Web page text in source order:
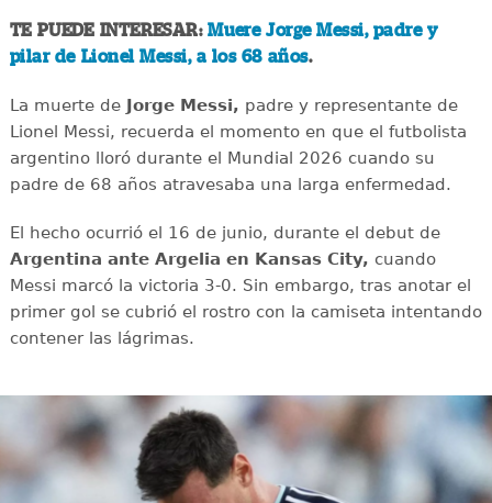
TE PUEDE INTERESAR:Muere Jorge Messi, padre y
pilar de Lionel Messi, a los 68 años.
La muerte de Jorge Messi, padre y representante de
Lionel Messi, recuerda el momento en que el futbolista
argentino lloró durante el Mundial 2026 cuando su
padre de 68 años atravesaba una larga enfermedad.
El hecho ocurrió el 16 de junio, durante el debut de
Argentina ante Argelia en Kansas City, cuando
Messi marcó la victoria 3-0. Sin embargo, tras anotar el
primer gol se cubrió el rostro con la camiseta intentando
contener las lágrimas.